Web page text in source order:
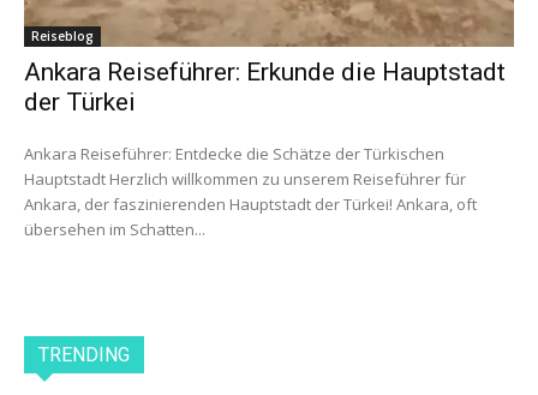
Reiseblog
Ankara Reiseführer: Erkunde die Hauptstadt
der Türkei
Ankara Reiseführer: Entdecke die Schätze der Türkischen
Hauptstadt Herzlich willkommen zu unserem Reiseführer für
Ankara, der faszinierenden Hauptstadt der Türkei! Ankara, oft
übersehen im Schatten...
TRENDING